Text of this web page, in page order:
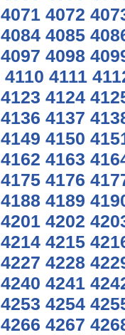
4071 4072
4084 4085
4097 4098
4110 4111
4123 4124
4136 4137
4149 4150
4162 4163
4175 4176
4188 4189
4201 4202
4214 4215
4227 4228
4240 4241
4253 4254
4266 4267